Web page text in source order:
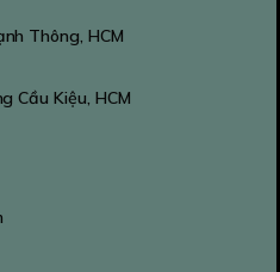
Thông, HCM
Cầu Kiệu, HCM